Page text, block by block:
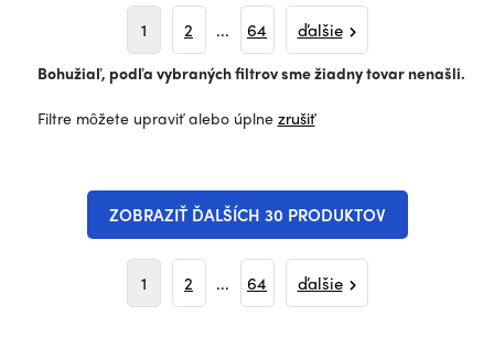
1 2 ... 64 ďalšie
Bohužiaľ, podľa vybraných filtrov sme žiadny tovar nenašli.
Filtre môžete upraviť alebo úplne zrušiť
ZOBRAZIŤ ĎALŠÍCH 30 PRODUKTOV
1 2 ... 64 ďalšie